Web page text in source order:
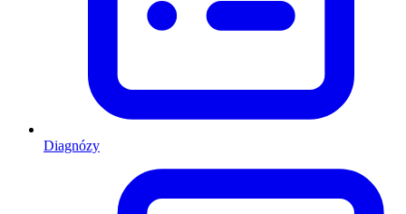
Diagnózy